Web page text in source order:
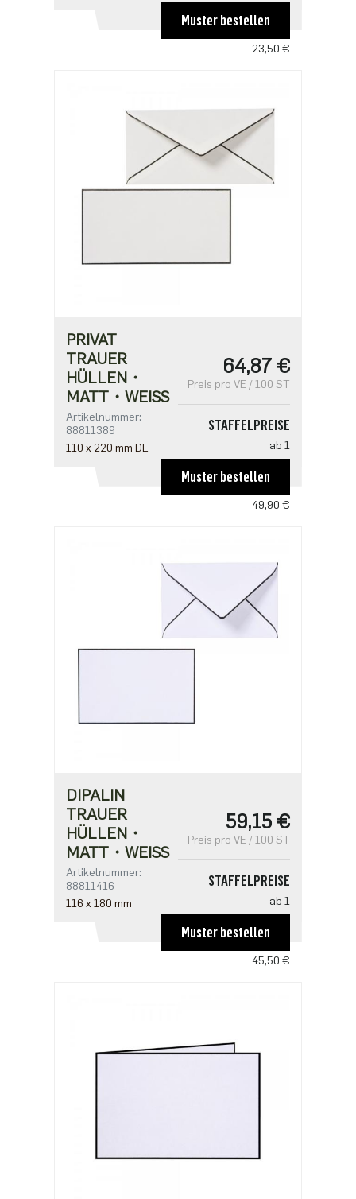
ab 5
23,50 €
Muster bestellen
PRIVAT
TRAUER
HÜLLEN・
MATT・WEISS
Artikelnummer:
88811389
110 x 220 mm DL
64,87 €
Preis pro VE / 100 ST
STAFFELPREISE
ab 1
ab 5
49,90 €
Muster bestellen
DIPALIN
TRAUER
HÜLLEN・
MATT・WEISS
Artikelnummer:
88811416
116 x 180 mm
59,15 €
Preis pro VE / 100 ST
STAFFELPREISE
ab 1
ab 5
45,50 €
Muster bestellen